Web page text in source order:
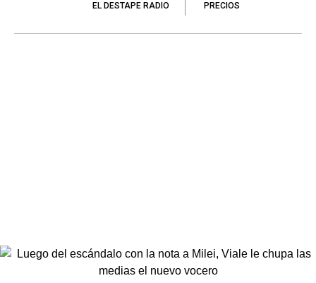
EL DESTAPE RADIO PRECIOS